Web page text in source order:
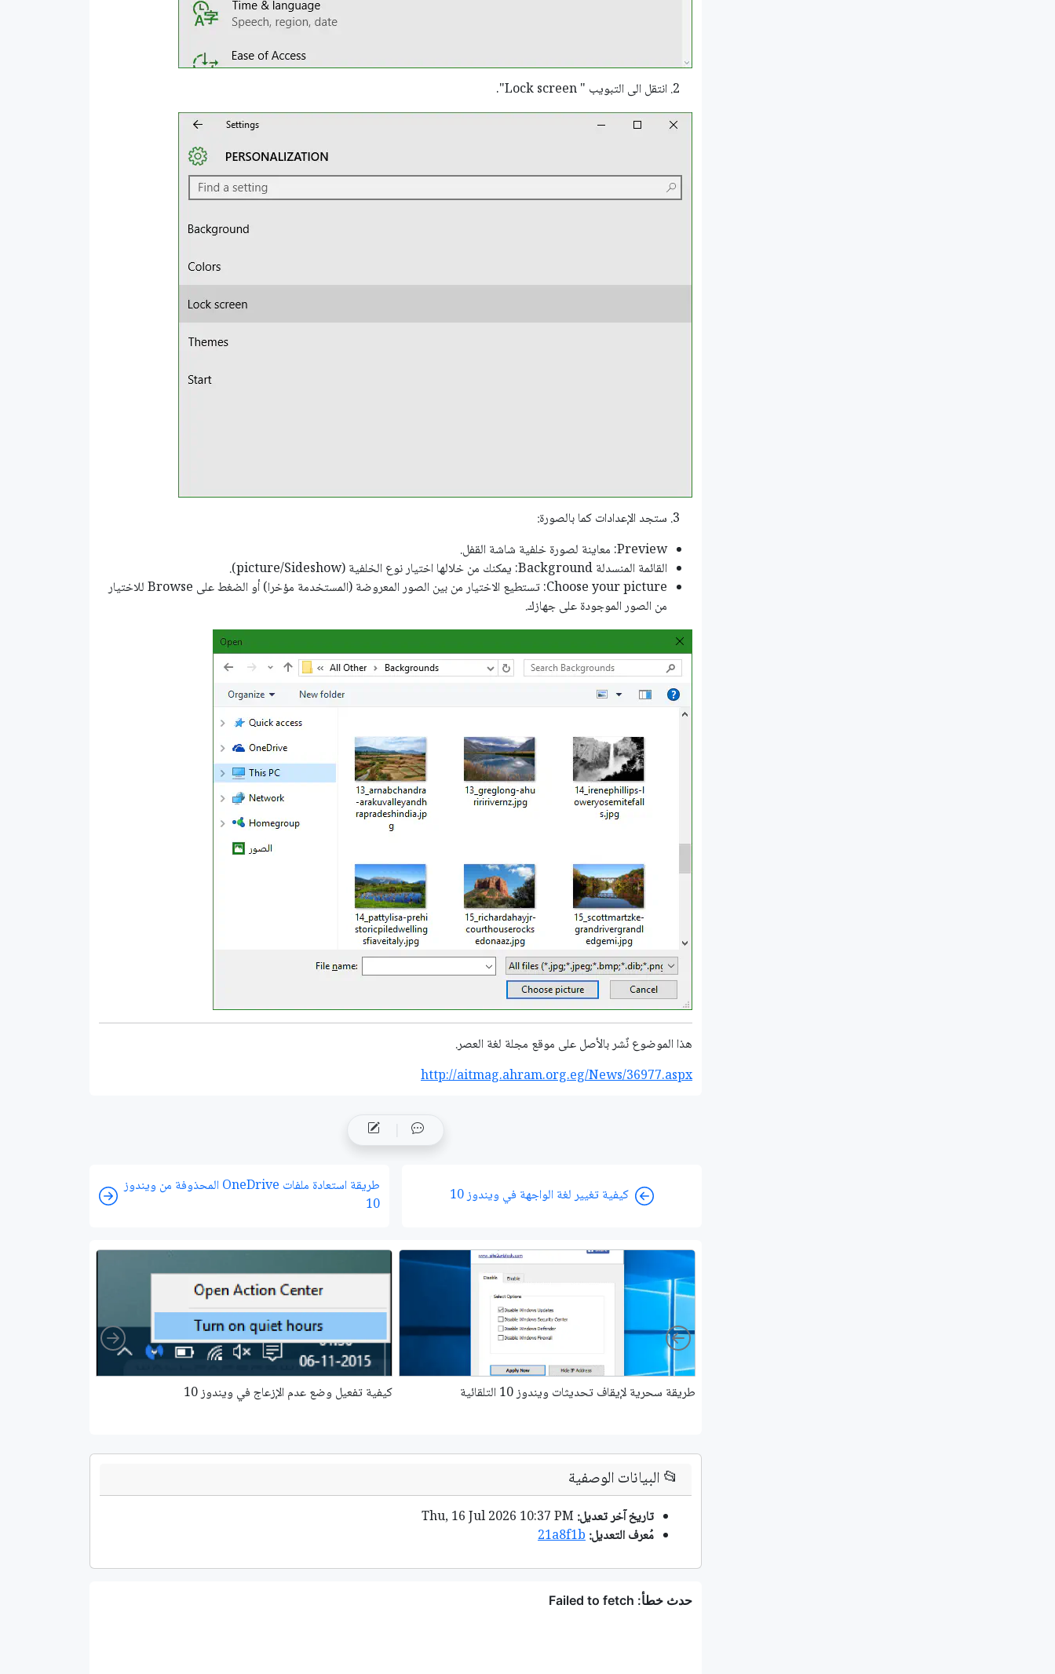
انتقل الى التبويب " Lock screen".
ستجد الإعدادات كما بالصورة:
Preview: معاينة لصورة خلفية شاشة القفل.
القائمة المنسدلة Background: يمكنك من خلالها اختيار نوع الخلفية (picture/Sideshow).
Choose your picture: تستطيع الاختيار من بين الصور المعروضة (المستخدمة مؤخرا) أو الضغط على Browse للاختيار
من الصور الموجودة على جهازك.
هذا الموضوع نٌشر باﻷصل على موقع مجلة لغة العصر.
http://aitmag.ahram.org.eg/News/36977.aspx
كيفية تغيير لغة الواجهة في ويندوز 10
طريقة استعادة ملفات OneDrive المحذوفة من ويندوز
10
طريقة سحرية لإيقاف تحديثات ويندوز 10 التلقائية كيفية تفعيل وضع عدم الإزعاج في ويندوز 10
Left
Right
📂البيانات الوصفية
تاريخ آخر تعديل:
مُعرف التعديل:21a8f1b